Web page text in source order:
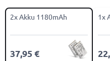
2x Akku 1180mAh
37,95 €
1x